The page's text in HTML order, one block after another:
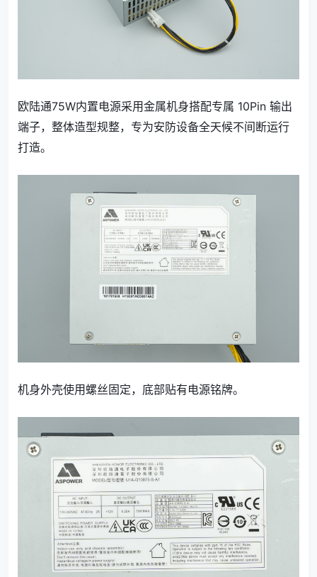
欧陆通75W内置电源采用金属机身搭配专属 10Pin 输出
端子，整体造型规整，专为安防设备全天候不间断运行
打造。
机身外壳使用螺丝固定，底部贴有电源铭牌。